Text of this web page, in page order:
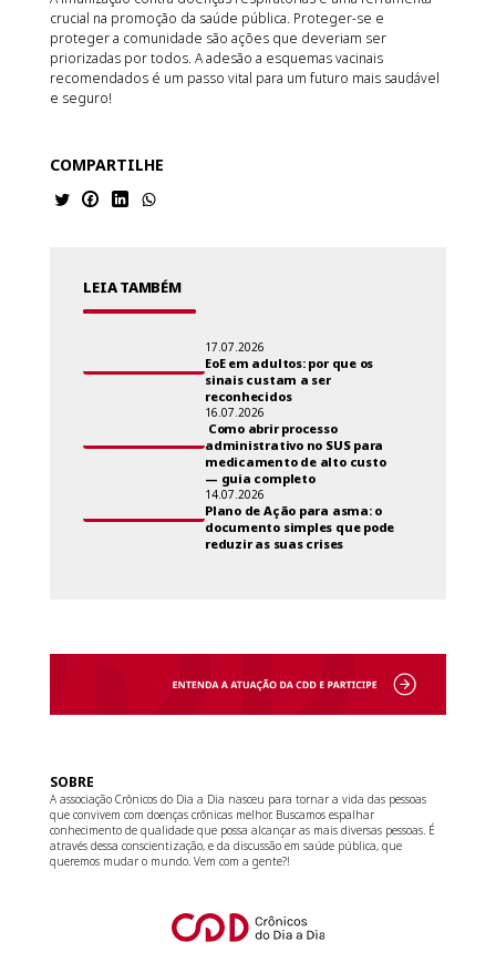
crucial na promoção da saúde pública. Proteger-se e
proteger a comunidade são ações que deveriam ser
priorizadas por todos. A adesão a esquemas vacinais
recomendados é um passo vital para um futuro mais saudável
e seguro!
COMPARTILHE
LEIA TAMBÉM
17.07.2026
EoE em adultos: por que os
sinais custam a ser
reconhecidos
16.07.2026
Como abrir processo
administrativo no SUS para
medicamento de alto custo
— guia completo
14.07.2026
Plano de Ação para asma: o
documento simples que pode
reduzir as suas crises
SOBRE
A associação Crônicos do Dia a Dia nasceu para tornar a vida das pessoas
que convivem com doenças crônicas melhor. Buscamos espalhar
conhecimento de qualidade que possa alcançar as mais diversas pessoas. É
através dessa conscientização, e da discussão em saúde pública, que
queremos mudar o mundo. Vem com a gente?!